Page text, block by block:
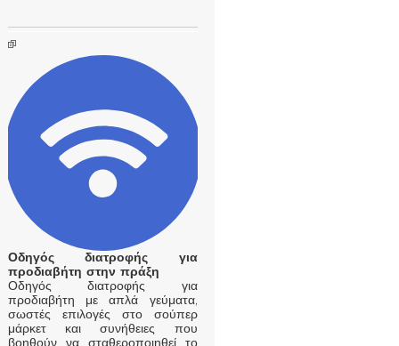
Οδηγός διατροφής για
προδιαβήτη στην πράξη
Οδηγός διατροφής για
προδιαβήτη με απλά γεύματα,
σωστές επιλογές στο σούπερ
μάρκετ και συνήθειες που